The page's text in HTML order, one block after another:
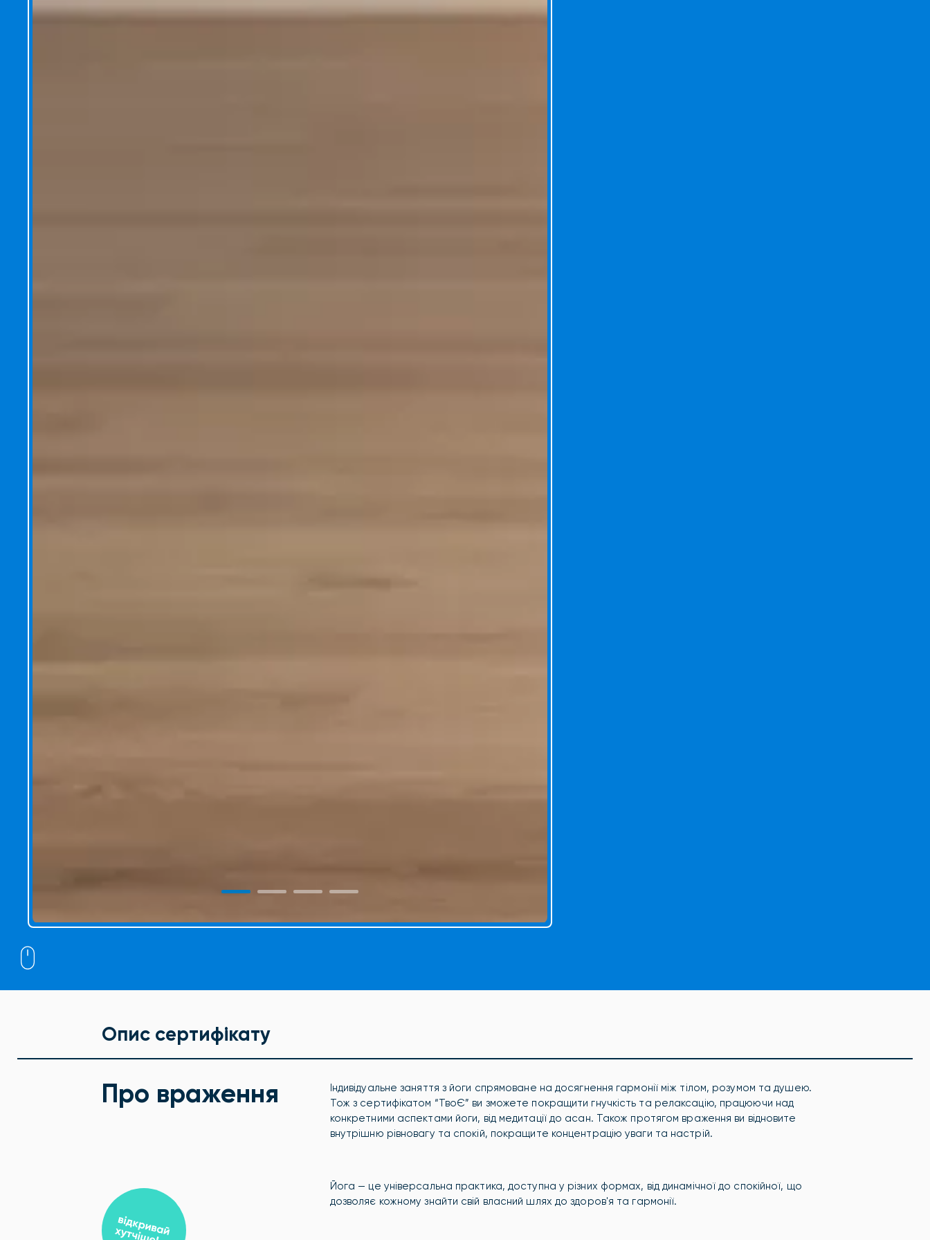
Опис сертифікату
Про враження
Індивідуальне заняття з йоги спрямоване на досягнення гармонії між тілом, розумом та душею.
Тож з сертифікатом “ТвоЄ” ви зможете покращити гнучкість та релаксацію, працюючи над
конкретними аспектами йоги, від медитації до асан. Також протягом враження ви відновите
внутрішню рівновагу та спокій, покращите концентрацію уваги та настрій.
Йога — це універсальна практика, доступна у різних формах, від динамічної до спокійної, що
дозволяє кожному знайти свій власний шлях до здоров'я та гармонії.